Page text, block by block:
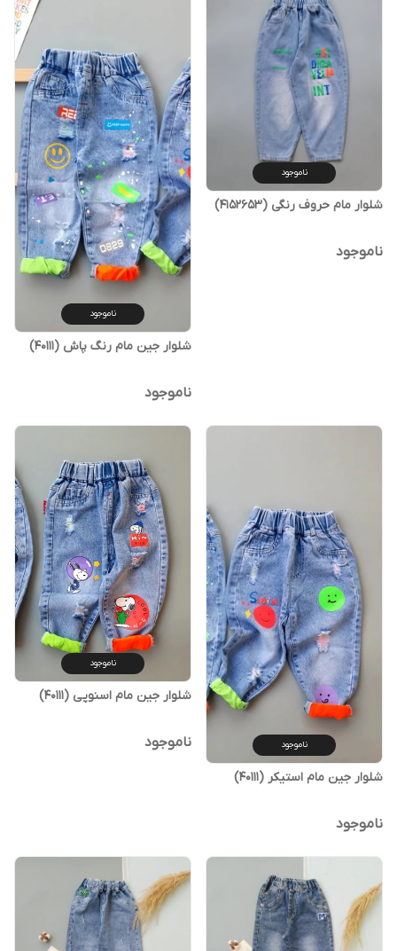
ناموجود
شلوار مام حروف رنگی (4152653)
ناموجود
ناموجود
شلوار جین مام رنگ پاش (40111)
ناموجود
ناموجود
شلوار جین مام استیکر (40111)
ناموجود
ناموجود
شلوار جین مام اسنوپی (40111)
ناموجود